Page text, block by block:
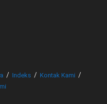
Indeks
Kontak Kami